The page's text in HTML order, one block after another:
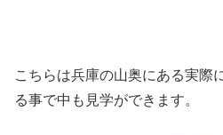
こちらは兵庫の山奥にある実際
る事で中も見学ができます。